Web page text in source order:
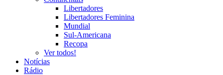
Libertadores
Libertadores Feminina
Mundial
Sul-Americana
Recopa
Ver todos!
Notícias
Rádio